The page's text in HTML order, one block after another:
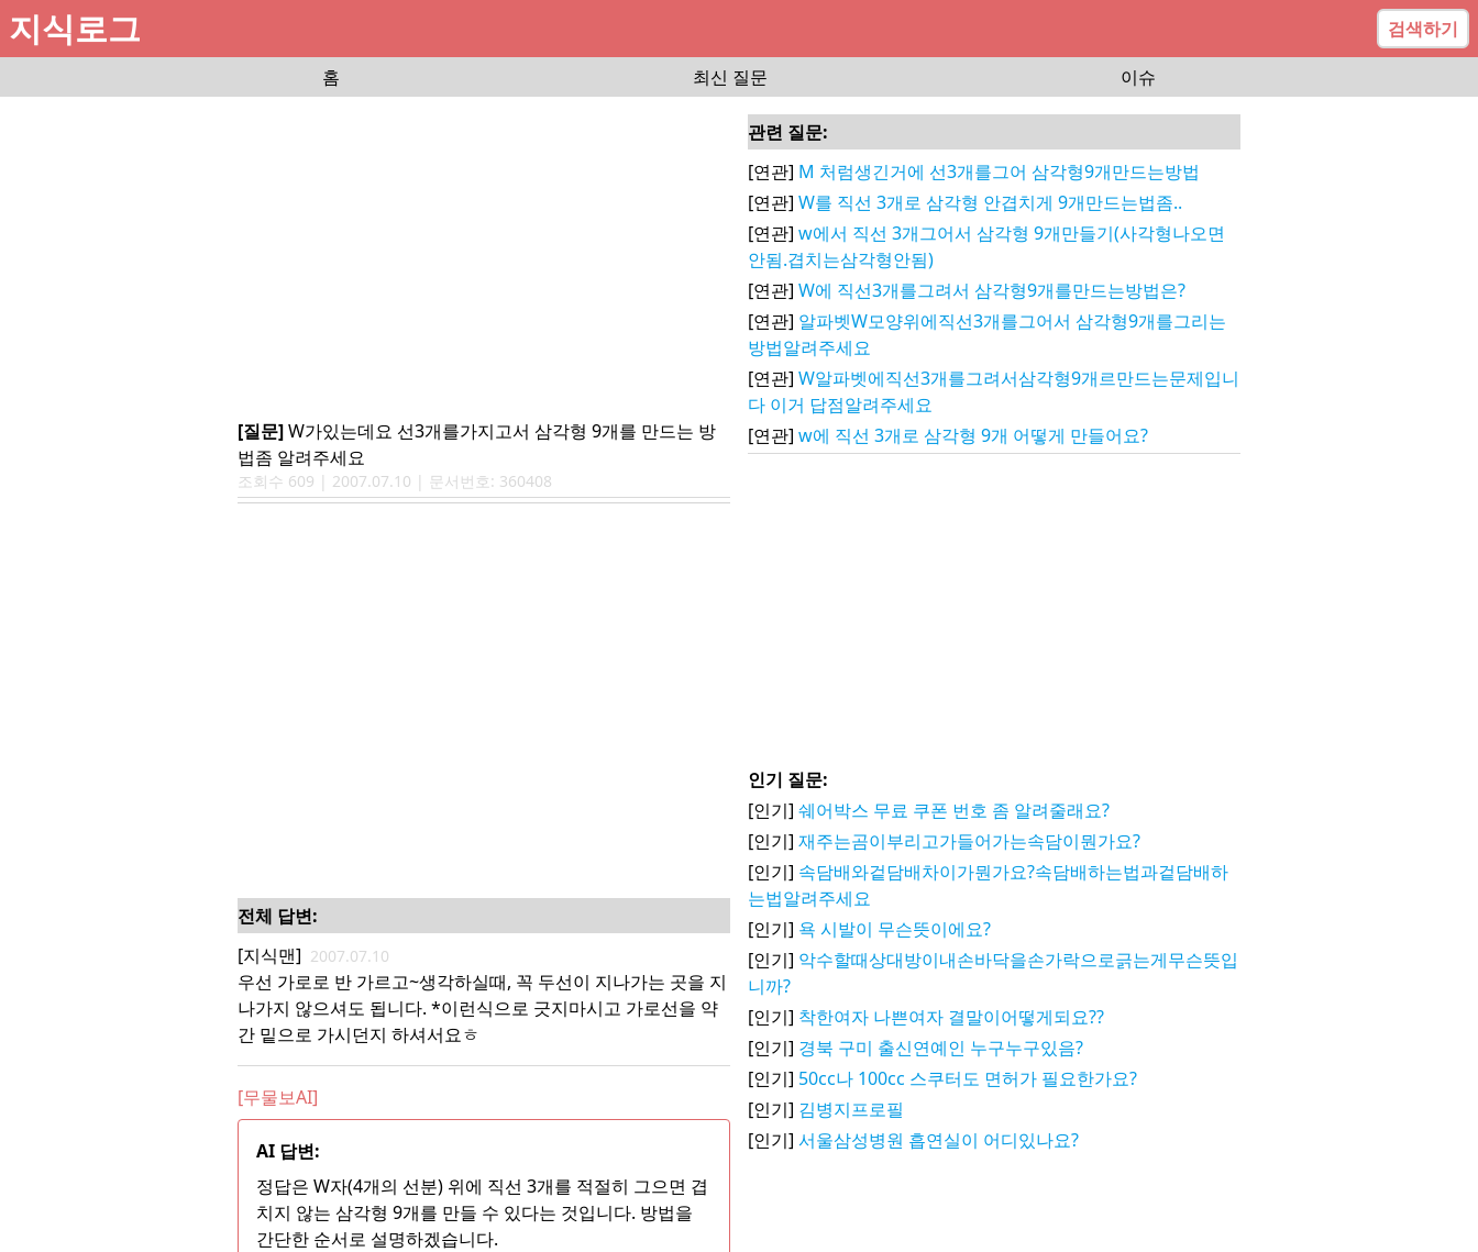
지식로그
검색하기
홈
최신 질문 이슈
[질문]W가있는데요 선3개를가지고서 삼각형 9개를 만드는 방
법좀 알려주세요
조회수 609 | 2007.07.10 | 문서번호: 360408
전체 답변:
[지식맨] 2007.07.10
우선 가로로 반 가르고~생각하실때, 꼭 두선이 지나가는 곳을 지
나가지 않으셔도 됩니다. *이런식으로 긋지마시고 가로선을 약
간 밑으로 가시던지 하셔서요ㅎ
[무물보AI]
AI 답변:
정답은 W자(4개의 선분) 위에 직선 3개를 적절히 그으면 겹
치지 않는 삼각형 9개를 만들 수 있다는 것입니다. 방법을
간단한 순서로 설명하겠습니다.
관련 질문:
[연관] M 처럼생긴거에 선3개를그어 삼각형9개만드는방법
[연관] W를 직선 3개로 삼각형 안겹치게 9개만드는법좀..
[연관] w에서 직선 3개그어서 삼각형 9개만들기(사각형나오면
안됨.겹치는삼각형안됨)
[연관] W에 직선3개를그려서 삼각형9개를만드는방법은?
[연관] 알파벳W모양위에직선3개를그어서 삼각형9개를그리는
방법알려주세요
[연관] W알파벳에직선3개를그려서삼각형9개르만드는문제입니
다 이거 답점알려주세요
[연관] w에 직선 3개로 삼각형 9개 어떻게 만들어요?
인기 질문:
[인기] 쉐어박스 무료 쿠폰 번호 좀 알려줄래요?
[인기] 재주는곰이부리고가들어가는속담이뭔가요?
[인기] 속담배와겉담배차이가뭔가요?속담배하는법과겉담배하
는법알려주세요
[인기] 욕 시발이 무슨뜻이에요?
[인기] 악수할때상대방이내손바닥을손가락으로긁는게무슨뜻입
니까?
[인기] 착한여자 나쁜여자 결말이어떻게되요??
[인기] 경북 구미 출신연예인 누구누구있음?
[인기] 50cc나 100cc 스쿠터도 면허가 필요한가요?
[인기] 김병지프로필
[인기] 서울삼성병원 흡연실이 어디있나요?